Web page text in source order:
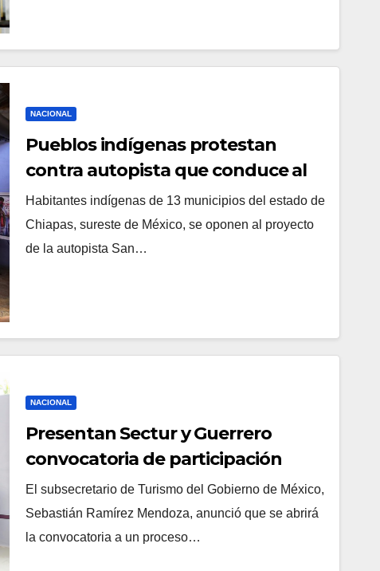
NACIONAL
Pueblos indígenas protestan
contra autopista que conduce al
rancho de AMLO
Habitantes indígenas de 13 municipios del estado de
Chiapas, sureste de México, se oponen al proyecto
de la autopista San…
NACIONAL
Presentan Sectur y Guerrero
convocatoria de participación
ciudadana en Acapulco
El subsecretario de Turismo del Gobierno de México,
Sebastián Ramírez Mendoza, anunció que se abrirá
la convocatoria a un proceso…